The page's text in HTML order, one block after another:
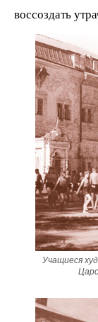
воссоздать
Учащиеся